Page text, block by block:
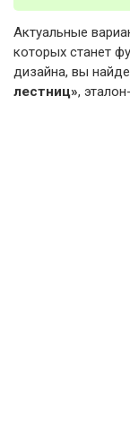
Актуальные
которых станет
дизайна, вы
лестниц»,